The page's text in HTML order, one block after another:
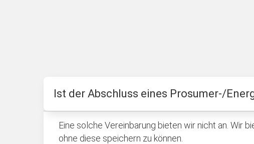
Ist der Abschluss eines Prosumer-/
Eine solche Vereinbarung bieten wir nicht an. Wir
ohne diese speichern zu können.